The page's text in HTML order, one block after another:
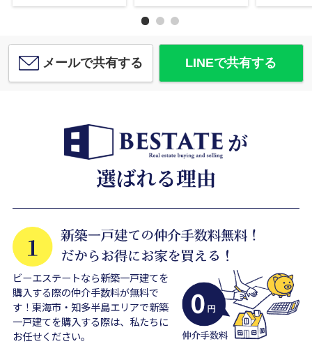
メールで共有する LINEで共有する
ビーエステートなら新築一戸建てを
購入する際の仲介手数料が無料で
す！東海市・知多半島エリアで新築
一戸建てを購入する際は、私たちに
お任せください。